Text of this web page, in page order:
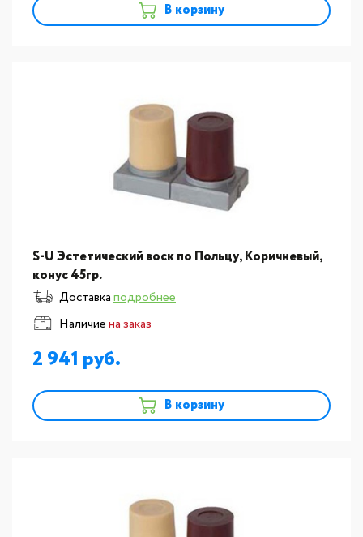
В корзину
S-U Эстетический воск по Польцу, Коричневый,
конус 45гр.
Доставкаподробнее
Наличиена заказ
2 941
В корзину